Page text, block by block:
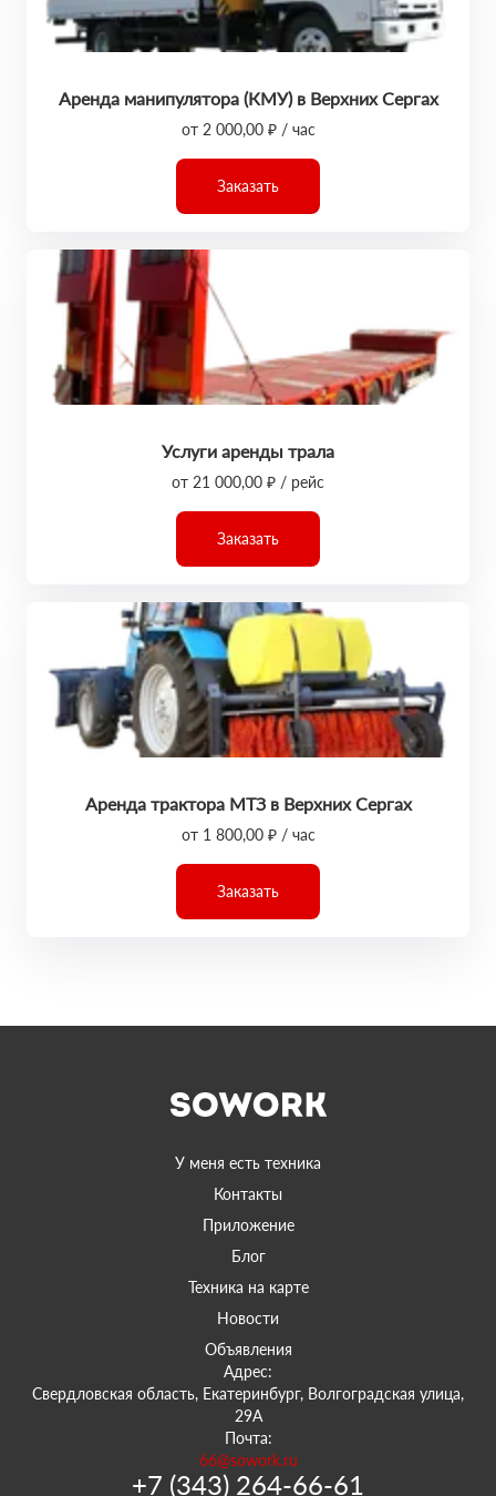
Аренда манипулятора (КМУ) в Верхних Сергах
от 2 000,00 ₽ / час
Заказать
Услуги аренды трала
от 21 000,00 ₽ / рейс
Заказать
Аренда трактора МТЗ в Верхних Сергах
от 1 800,00 ₽ / час
Заказать
У меня есть техника
Контакты
Приложение
Блог
Техника на карте
Новости
Объявления
Адрес:
Свердловская область, Екатеринбург, Волгоградская улица,
29А
Почта:
66@sowork.ru
+7 (343) 264-66-61